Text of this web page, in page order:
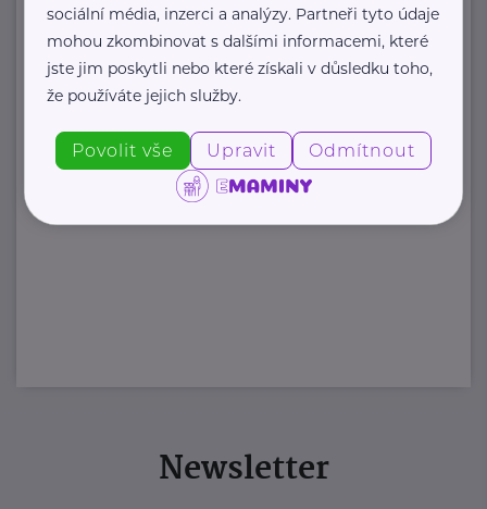
Newsletter
sociální média, inzerci a analýzy. Partneři tyto údaje
mohou zkombinovat s dalšími informacemi, které
jste jim poskytli nebo které získali v důsledku toho,
že používáte jejich služby.
Povolit vše Upravit Odmítnout